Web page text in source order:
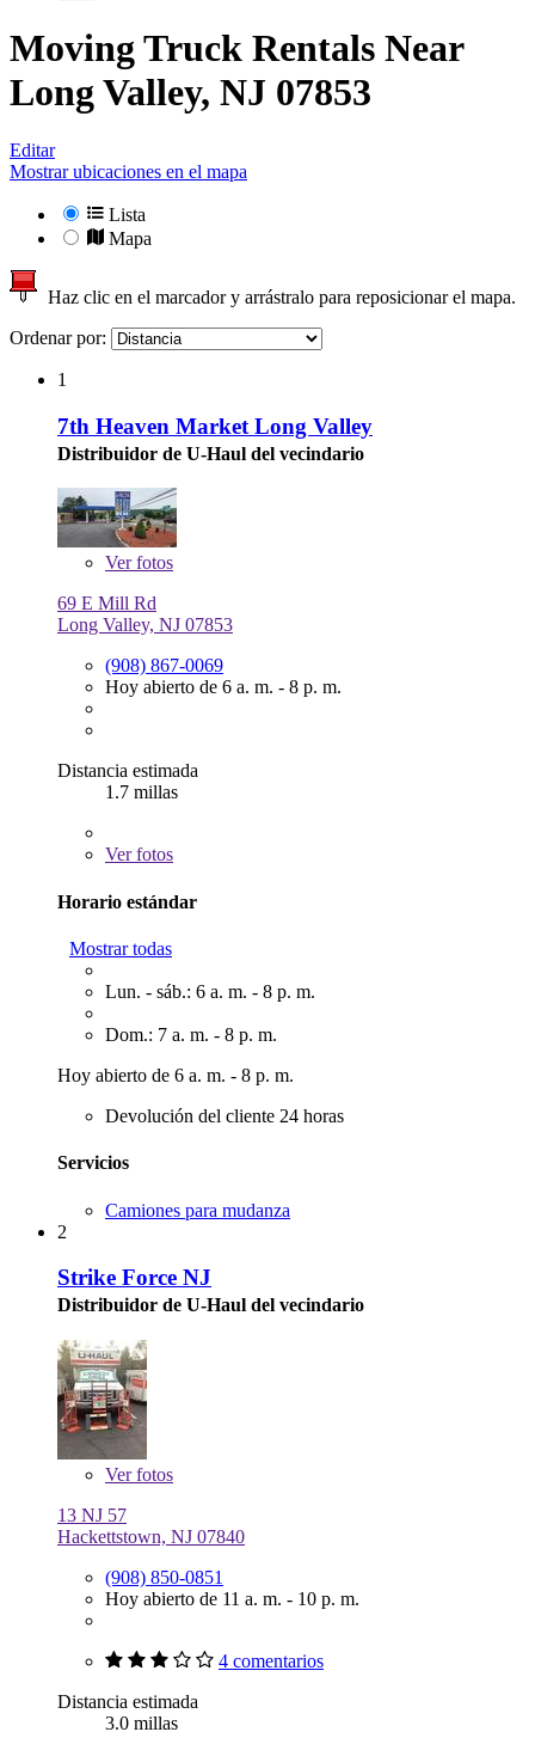
Moving Truck Rentals Near
Long Valley, NJ 07853
Editar
Mostrar ubicaciones en el mapa
Lista
Mapa
Haz clic en el marcador y arrástralo para reposicionar el mapa.
Ordenar por:
1
7th Heaven Market Long Valley
Distribuidor de U-Haul del vecindario
Verfotos
69 E Mill Rd
Long Valley, NJ 07853
(908) 867-0069
Hoy abierto de 6 a. m. - 8 p. m.
Distancia estimada
1.7 millas
Verfotos
Horario estándar
Mostrar todas
Lun. - sáb.: 6 a. m. - 8 p. m.
Dom.: 7 a. m. - 8 p. m.
Hoy abierto de 6 a. m. - 8 p. m.
Devolución del cliente 24 horas
Servicios
Camiones para mudanza
2
Strike Force NJ
Distribuidor de U-Haul del vecindario
Verfotos
13 NJ 57
Hackettstown, NJ 07840
(908) 850-0851
Hoy abierto de 11 a. m. - 10 p. m.
4 comentarios
Distancia estimada
3.0 millas